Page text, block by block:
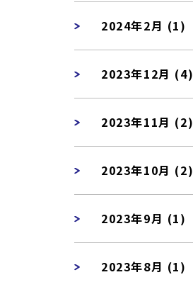
2024年2月 (1)
2023年12月 (4)
2023年11月 (2)
2023年10月 (2)
2023年9月 (1)
2023年8月 (1)